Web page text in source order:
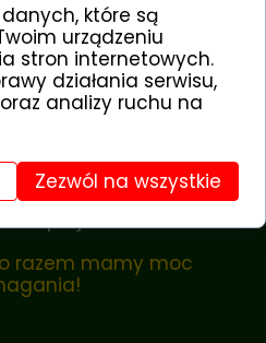
prosimy
kontakt ze strony
razem mamy moc
które są
urządzeniu
stron internetowych.
działania serwisu,
analizy ruchu na
Zezwól na wszystkie